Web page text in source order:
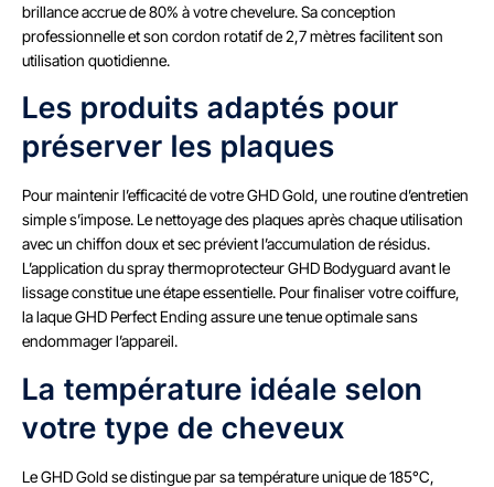
brillance accrue de 80% à votre chevelure. Sa conception
professionnelle et son cordon rotatif de 2,7 mètres facilitent son
utilisation quotidienne.
Les produits adaptés pour
préserver les plaques
Pour maintenir l’efficacité de votre GHD Gold, une routine d’entretien
simple s’impose. Le nettoyage des plaques après chaque utilisation
avec un chiffon doux et sec prévient l’accumulation de résidus.
L’application du spray thermoprotecteur GHD Bodyguard avant le
lissage constitue une étape essentielle. Pour finaliser votre coiffure,
la laque GHD Perfect Ending assure une tenue optimale sans
endommager l’appareil.
La température idéale selon
votre type de cheveux
Le GHD Gold se distingue par sa température unique de 185°C,